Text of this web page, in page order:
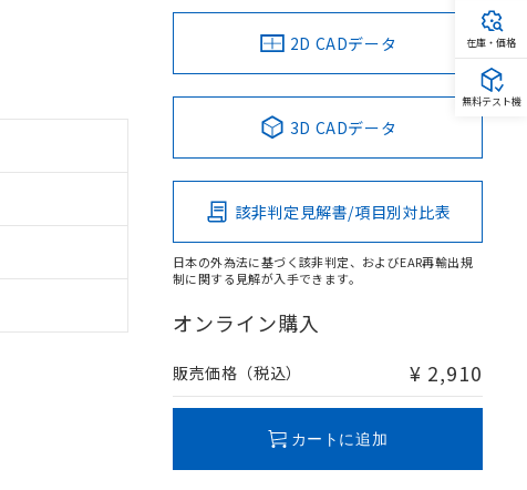
2D CADデータ
3D CADデータ
該非判定見解書/項目別対比表
日本の外為法に基づく該非判定、およびEAR再輸出規
制に関する見解が入手できます。
オンライン購入
販売価格（税込） ¥ 2,910
カートに追加
在庫・価格
無料テスト機